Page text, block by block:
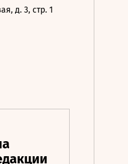
д. 3, стр. 1